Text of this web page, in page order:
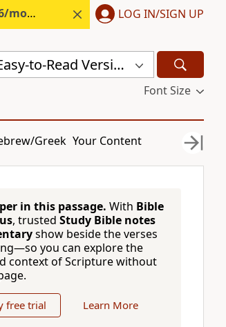
Start free. LOG IN/SIGN UP
Serbian New Testament: Easy-to-Read Version (ERV-SR)
Font Size
Greek Your Content
in this passage. With Bible
, trusted Study Bible notes
show beside the verses
you can explore the
context of Scripture without
free trial Learn More